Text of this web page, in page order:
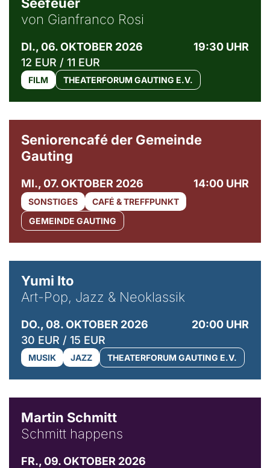
von Gianfranco Rosi
DI., 06. OKTOBER 2026
19:30 UHR
12 EUR / 11 EUR
FILM THEATERFORUM GAUTING E.V.
Seniorencafé der Gemeinde
Gauting
MI., 07. OKTOBER 2026 14:00 UHR
SONSTIGES
CAFÉ & TREFFPUNKT
GEMEINDE GAUTING
Yumi Ito
Art-Pop, Jazz & Neoklassik
DO., 08. OKTOBER 2026
20:00 UHR
30 EUR / 15 EUR
MUSIK JAZZ THEATERFORUM GAUTING E.V.
Martin Schmitt
Schmitt happens
FR., 09. OKTOBER 2026